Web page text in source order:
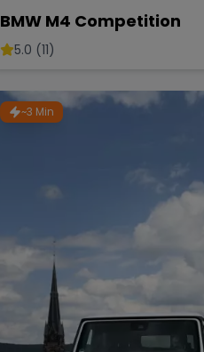
BMW M4 Competition
5.0 (11)
~3 Min